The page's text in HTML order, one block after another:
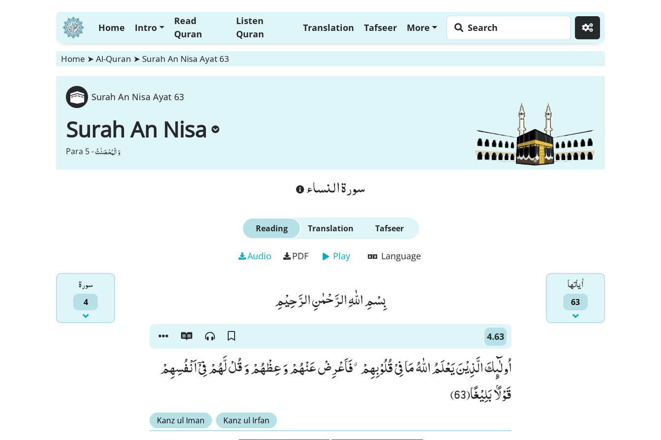
Home Intro
Read
Quran
Listen
Quran
Translation Tafseer More Search
Home ➤ Al-Quran ➤ Surah An Nisa Ayat 63
Surah An Nisa Ayat 63
Surah An Nisa
Para 5 -وَ الْمُحْصَنٰتُ
سورة النساء
Reading Translation Tafseer
Audio PDF Play Language
سورۃ
4
اٰياتها
63 بِسْمِ اللّٰهِ الرَّحْمٰنِ الرَّحِیْمِ
4.63
اُولٰٓىٕكَ الَّذِیْنَ یَعْلَمُ اللّٰهُ مَا فِیْ قُلُوْبِهِمْۗ-فَاَعْرِضْ عَنْهُمْ وَ عِظْهُمْ وَ قُلْ لَّهُمْ فِیْۤ اَنْفُسِهِمْ
قَوْلًۢا بَلِیْغًا(63)
Kanz ul Iman Kanz ul Irfan